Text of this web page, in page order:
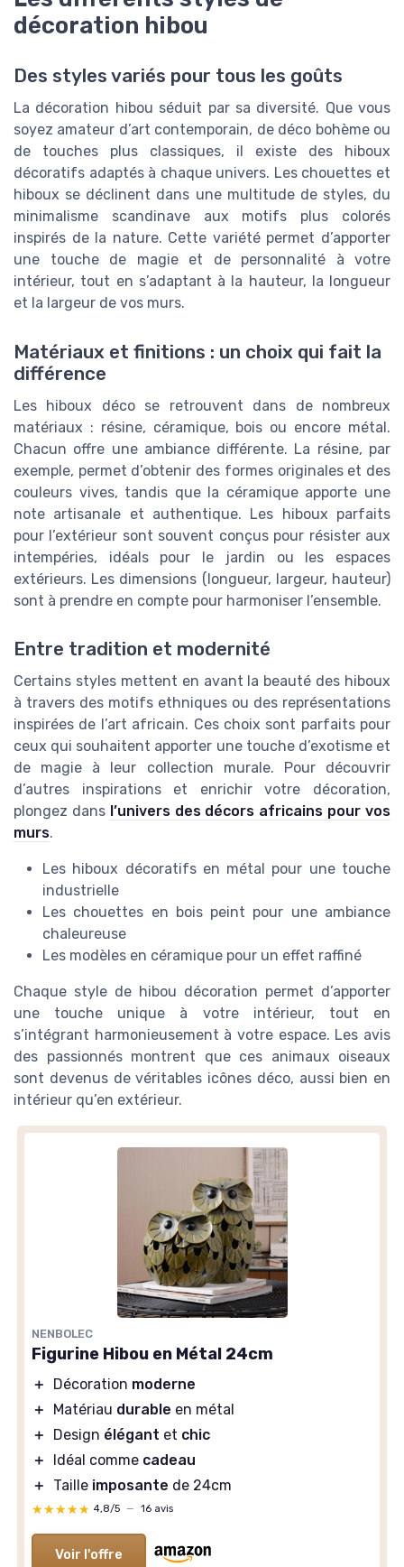
décoration hibou
Des styles variés pour tous les goûts
La décoration hibou séduit par sa diversité. Que vous
soyez amateur d’art contemporain, de déco bohème ou
de touches plus classiques, il existe des hiboux
décoratifs adaptés à chaque univers. Les chouettes et
hiboux se déclinent dans une multitude de styles, du
minimalisme scandinave aux motifs plus colorés
inspirés de la nature. Cette variété permet d’apporter
une touche de magie et de personnalité à votre
intérieur, tout en s’adaptant à la hauteur, la longueur
et la largeur de vos murs.
Matériaux et finitions : un choix qui fait la
différence
Les hiboux déco se retrouvent dans de nombreux
matériaux : résine, céramique, bois ou encore métal.
Chacun offre une ambiance différente. La résine, par
exemple, permet d’obtenir des formes originales et des
couleurs vives, tandis que la céramique apporte une
note artisanale et authentique. Les hiboux parfaits
pour l’extérieur sont souvent conçus pour résister aux
intempéries, idéals pour le jardin ou les espaces
extérieurs. Les dimensions (longueur, largeur, hauteur)
sont à prendre en compte pour harmoniser l’ensemble.
Entre tradition et modernité
Certains styles mettent en avant la beauté des hiboux
à travers des motifs ethniques ou des représentations
inspirées de l’art africain. Ces choix sont parfaits pour
ceux qui souhaitent apporter une touche d’exotisme et
de magie à leur collection murale. Pour découvrir
d’autres inspirations et enrichir votre décoration,
plongez dans l’univers des décors africains pour vos
murs.
Les hiboux décoratifs en métal pour une touche
industrielle
Les chouettes en bois peint pour une ambiance
chaleureuse
Les modèles en céramique pour un effet raffiné
Chaque style de hibou décoration permet d’apporter
une touche unique à votre intérieur, tout en
s’intégrant harmonieusement à votre espace. Les avis
des passionnés montrent que ces animaux oiseaux
sont devenus de véritables icônes déco, aussi bien en
intérieur qu’en extérieur.
NENBOLEC
Figurine Hibou en Métal 24cm
＋ Décoration moderne
＋
Matériau durable en métal
＋
Design élégant et chic
＋
Idéal comme cadeau
＋
Taille imposante de 24cm
★★★★★
★★★★★ 4,8/5 — 16 avis
Voir l'offre